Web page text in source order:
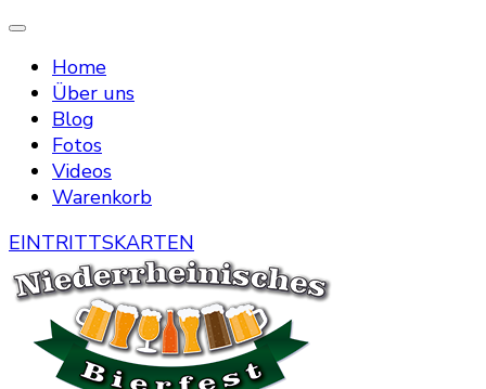
Home
Über uns
Blog
Fotos
Videos
Warenkorb
EINTRITTSKARTEN